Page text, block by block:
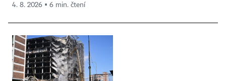
4. 8. 2026 ▪ 6 min. čtení